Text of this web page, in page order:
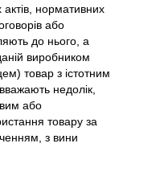
нормативних
або
до нього, а
виробником
товар з істотним
вважають недолік,
або
товару за
з вини